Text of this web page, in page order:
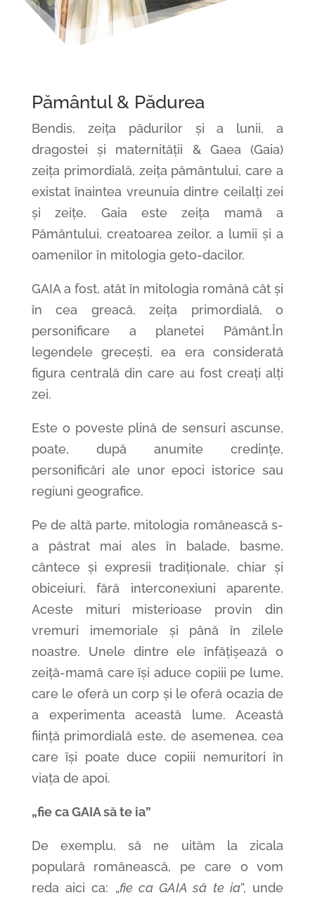
Pământul& Pădurea
Bendis, zeița pădurilor și a lunii, a
dragostei
și maternității & Gaea (Gaia)
zeița primordială, zeița pământului,care a
existat înaintea vreunuiadintre ceilalți zei
și zeițe. Gaia este zeița mamă a
Pământului, creatoarea zeilor, a lumii și a
oamenilor în mitologia geto-dacilor.
GAIA a fost, atât în ​​mitologia română cât și
în cea greacă, zeița primordială, o
personificare a planetei Pământ.În
legendele grecești, ea era considerată
figura centrală din care au fost creați alți
zei.
Este o poveste plină de sensuri ascunse,
poate, după anumite credințe,
personificări ale unor epoci istorice sau
regiuni geografice.
Pe de altă parte, mitologia românească s-
a păstrat mai ales în balade, basme,
cântece și expresii tradiționale, chiar și
obiceiuri, fără interconexiuni aparente.
Aceste mituri misterioase provin din
vremuri imemoriale și până în zilele
noastre. Unele dintre ele înfățișează o
zeiță-mamă care își aduce copiii pe lume,
care le oferă un corp și le oferă ocazia de
a experimenta această lume. Această
ființă primordială este, de asemenea, cea
care își poate duce copiii nemuritori în
viața de apoi.
„fie ca GAIA să te ia”
De exemplu, să ne uităm la zicala
populară românească, pe care o vom
reda aici ca: „fie ca GAIA să te ia”, unde